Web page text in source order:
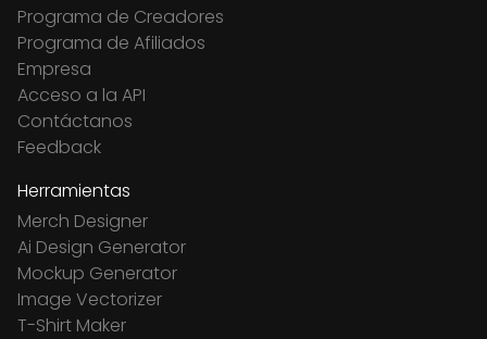
Programa de Creadores
Programa de Afiliados
Empresa
Acceso a la API
Contáctanos
Feedback
Herramientas
Merch Designer
Ai Design Generator
Mockup Generator
Image Vectorizer
T-Shirt Maker